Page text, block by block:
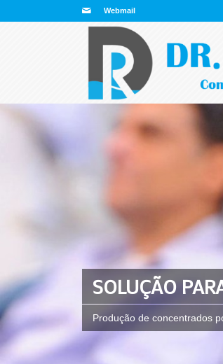
Webmail
SOLUÇÃO
Produção de concentrados